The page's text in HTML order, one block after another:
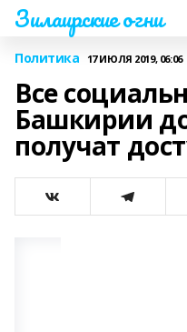
Зилаирские огни
Политика 17 ИЮЛЯ 2019, 06:06
Все
Башкирии
получат